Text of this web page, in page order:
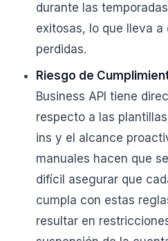
durante las
exitosas, lo que lleva a
perdidas.
Riesgo de
Business API tiene
respecto a las
ins y el alcance
manuales hacen que
difícil asegurar que
cumpla con estas
resultar en